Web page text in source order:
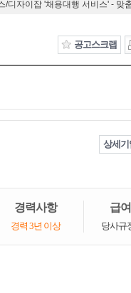
/디자이잡 '채용대행 서비스' - 맞
[채용담당자 필독] 첫 결제기업
[안내] 디자
/디자이잡 '채용대행 서비스' - 맞
공고스크랩
상세기
경력사항 급
경력 3년 이상 당사규